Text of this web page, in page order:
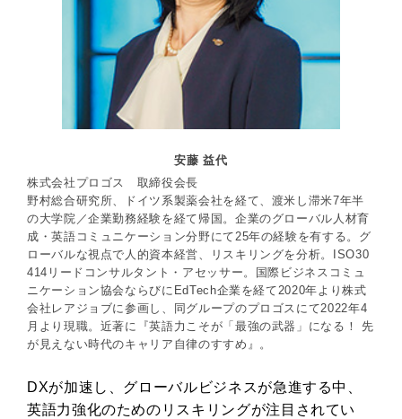
安藤 益代
株式会社プロゴス 取締役会長
野村総合研究所、ドイツ系製薬会社を経て、渡米し滞米7年半
の大学院／企業勤務経験を経て帰国。企業のグローバル人材育
成・英語コミュニケーション分野にて25年の経験を有する。グ
ローバルな視点で人的資本経営、リスキリングを分析。ISO30
414リードコンサルタント・アセッサー。国際ビジネスコミュ
ニケーション協会ならびにEdTech企業を経て2020年より株式
会社レアジョブに参画し、同グループのプロゴスにて2022年4
月より現職。近著に『英語力こそが「最強の武器」になる！ 先
が見えない時代のキャリア自律のすすめ』。
DXが加速し、グローバルビジネスが急進する中、
英語力強化のためのリスキリングが注目されてい